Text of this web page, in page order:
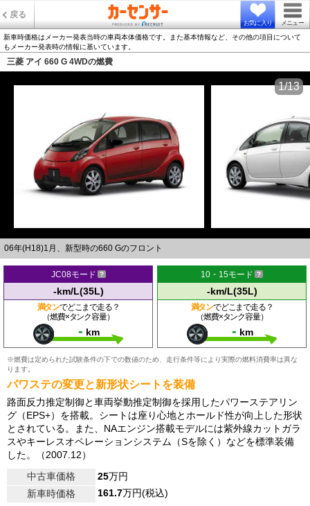
戻る
お気に入り メニュー
新車時価格はメーカー発表当時の車両本体価格です。また基本情報など、その他の項目について
もメーカー発表時の情報に基いています。
三菱 アイ 660 G 4WDの燃費
06年(H18)1月、新型時の660 Gのフロント
1/13
JC08モード
-km/L(35L)
満タンでどこまで走る？
（燃費×タンク容量）
- km
10・15モード
-km/L(35L)
満タンでどこまで走る？
（燃費×タンク容量）
- km
※燃費は定められた試験条件の下での数値のため、走行条件等により実際の燃料消費率は異な
ります。
パワステの変更と新形状シートを装備
路面反力推定制御と車両挙動推定制御を採用したパワーステアリン
グ（EPS+）を搭載。シートは座り心地とホールド性が向上した形状
とされている。また、NAエンジン搭載モデルには紫外線カットガラ
スやキーレスオペレーションシステム（Sを除く）などを標準装備
した。（2007.12）
中古車価格
25万円
新車時価格
161.7万円(税込)